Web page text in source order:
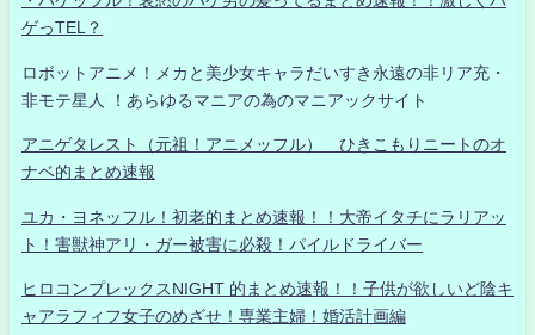
ゲっTEL？
ロボットアニメ！メカと美少女キャラだいすき永遠の非リア充・
非モテ星人 ！あらゆるマニアの為のマニアックサイト
アニゲタレスト（元祖！アニメッフル） ひきこもりニートのオ
ナベ的まとめ速報
ユカ・ヨネッフル！初老的まとめ速報！！大帝イタチにラリアッ
ト！害獣神アリ・ガー被害に必殺！パイルドライバー
ヒロコンプレックスNIGHT 的まとめ速報！！子供が欲しいど陰キ
ャアラフィフ女子のめざせ！専業主婦！婚活計画編